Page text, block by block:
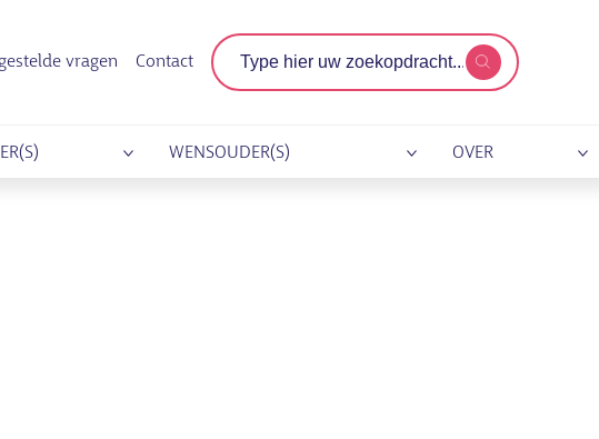
vragen Contact
Zoekterm
WENSOUDER(S) OVER